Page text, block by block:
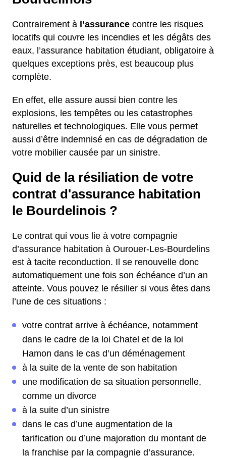
Contrairement à l’assurance contre les risques
locatifs qui couvre les incendies et les dégâts des
eaux, l’assurance habitation étudiant, obligatoire à
quelques exceptions près, est beaucoup plus
complète.
En effet, elle assure aussi bien contre les
explosions, les tempêtes ou les catastrophes
naturelles et technologiques. Elle vous permet
aussi d’être indemnisé en cas de dégradation de
votre mobilier causée par un sinistre.
Quid de la résiliation de votre
contrat d'assurance habitation
le Bourdelinois ?
Le contrat qui vous lie à votre compagnie
d’assurance habitation à Ourouer-Les-Bourdelins
est à tacite reconduction. Il se renouvelle donc
automatiquement une fois son échéance d’un an
atteinte. Vous pouvez le résilier si vous êtes dans
l’une de ces situations :
votre contrat arrive à échéance, notamment
dans le cadre de la loi Chatel et de la loi
Hamon dans le cas d’un déménagement
à la suite de la vente de son habitation
une modification de sa situation personnelle,
comme un divorce
à la suite d’un sinistre
dans le cas d’une augmentation de la
tarification ou d’une majoration du montant de
la franchise par la compagnie d’assurance.